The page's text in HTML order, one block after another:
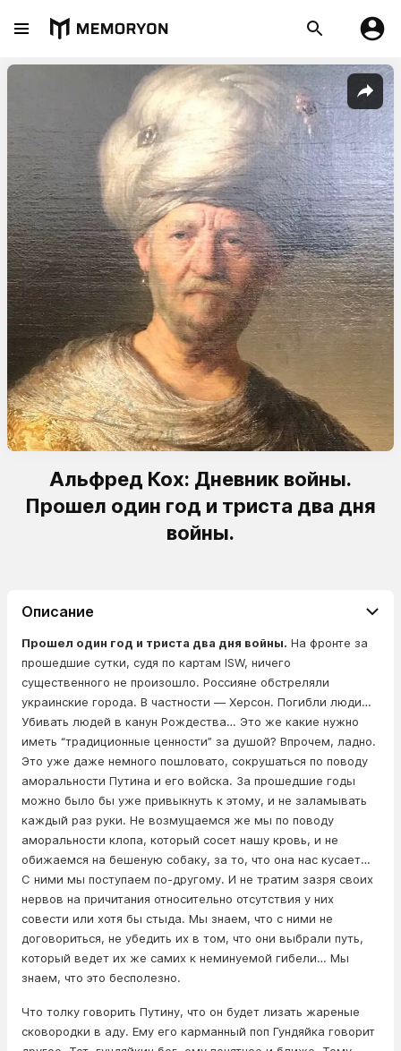
Альфред Кох: Дневник войны.
Прошел один год и триста два дня
войны.
Описание
Прошел один год и триста два дня войны. На фронте за
прошедшие сутки, судя по картам ISW, ничего
существенного не произошло. Россияне обстреляли
украинские города. В частности — Херсон. Погибли люди…
Убивать людей в канун Рождества… Это же какие нужно
иметь “традиционные ценности” за душой? Впрочем, ладно.
Это уже даже немного пошловато, сокрушаться по поводу
аморальности Путина и его войска. За прошедшие годы
можно было бы уже привыкнуть к этому, и не заламывать
каждый раз руки. Не возмущаемся же мы по поводу
аморальности клопа, который сосет нашу кровь, и не
обижаемся на бешеную собаку, за то, что она нас кусает…
С ними мы поступаем по-другому. И не тратим зазря своих
нервов на причитания относительно отсутствия у них
совести или хотя бы стыда. Мы знаем, что с ними не
договориться, не убедить их в том, что они выбрали путь,
который ведет их же самих к неминуемой гибели… Мы
знаем, что это бесполезно.
Что толку говорить Путину, что он будет лизать жареные
сковородки в аду. Ему его карманный поп Гундяйка говорит